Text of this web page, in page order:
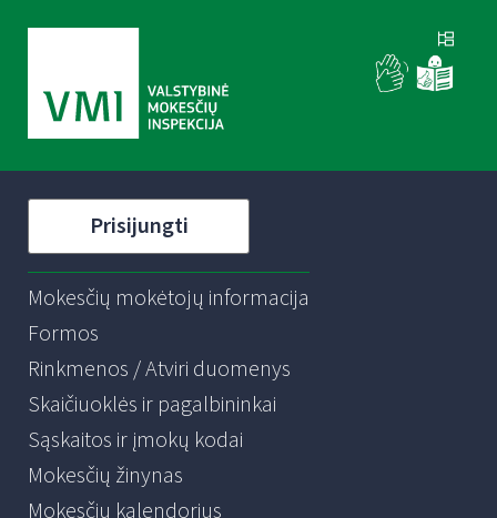
Prisijungti
Mokesčių mokėtojų informacija
Formos
Rinkmenos / Atviri duomenys
Skaičiuoklės ir pagalbininkai
Sąskaitos ir įmokų kodai
Mokesčių žinynas
Mokesčių kalendorius